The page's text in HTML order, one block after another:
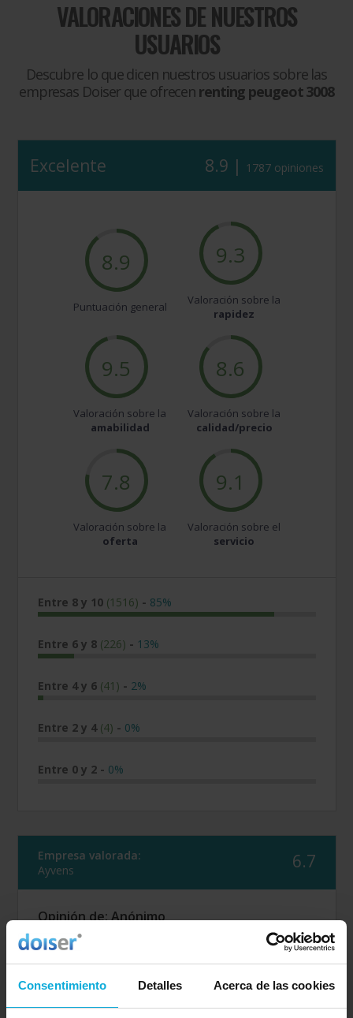
Consentimiento Detalles Acerca de las cookies
VALORACIONES DE NUESTROS
USUARIOS
Descubre lo que dicen nuestros usuarios sobre las
empresas Doiser que ofrecen renting peugeot 3008
Excelente 8.9 | 1787 opiniones
8.9
Puntuación general
9.3
Valoración sobre la
rapidez
9.5
Valoración sobre la
amabilidad
8.6
Valoración sobre la
calidad/precio
7.8
Valoración sobre la
oferta
9.1
Valoración sobre el
servicio
Entre 8 y 10 (1516) - 85%
Entre 6 y 8 (226) - 13%
Entre 4 y 6 (41) - 2%
Entre 2 y 4 (4) - 0%
Entre 0 y 2 - 0%
Empresa valorada:
Ayvens
6.7
Opinión de: Anónimo
"El usuario no ha realizado ningun comentario".
Opinión realizada en: 24/03/2026
Detalles de la puntuación